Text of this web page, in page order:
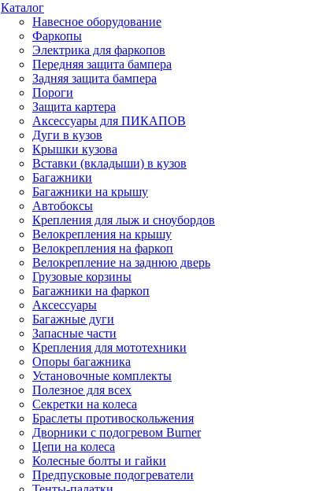
Каталог
Навесное оборудование
Фаркопы
Электрика для фаркопов
Передняя защита бампера
Задняя защита бампера
Пороги
Защита картера
Аксессуары для ПИКАПОВ
Дуги в кузов
Крышки кузова
Вставки (вкладыши) в кузов
Багажники
Багажники на крышу
Автобоксы
Крепления для лыж и сноубордов
Велокрепления на крышу
Велокрепления на фаркоп
Велокрепление на заднюю дверь
Грузовые корзины
Багажники на фаркоп
Аксессуары
Багажные дуги
Запасные части
Крепления для мототехники
Опоры багажника
Установочные комплекты
Полезное для всех
Секретки на колеса
Браслеты противоскольжения
Дворники с подогревом Burner
Цепи на колеса
Колесные болты и гайки
Предпусковые подогреватели